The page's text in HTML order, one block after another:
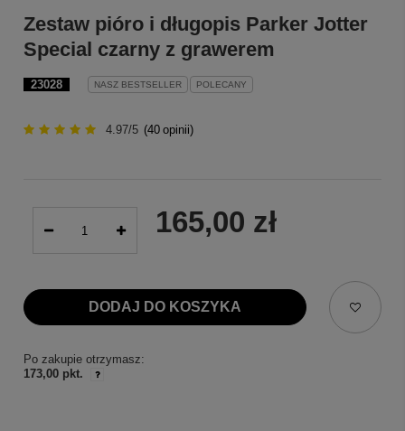
23028 NASZ BESTSELLER POLECANY
Zestaw pióro i długopis Parker Jotter
Special czarny z grawerem
4.97/5 (40 opinii)
165,00 zł
DODAJ DO KOSZYKA
Po zakupie otrzymasz:
173,00 pkt.